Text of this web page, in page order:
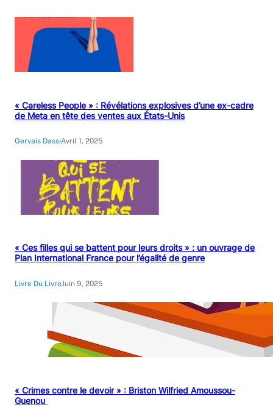
« Careless People » : Révélations explosives d’une ex-cadre
de Meta en tête des ventes aux États-Unis
Gervais DassiAvril 1, 2025
« Ces filles qui se battent pour leurs droits » : un ouvrage de
Plan International France pour l’égalité de genre
Livre Du LivreJuin 9, 2025
« Crimes contre le devoir » : Briston Wilfried Amoussou-
Guenou